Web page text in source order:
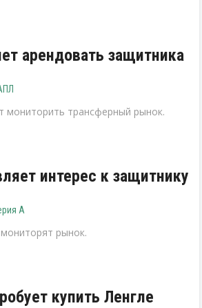
арендовать защитника
мониторить трансферный рынок.
интерес к защитнику
А
рынок.
купить Ленгле